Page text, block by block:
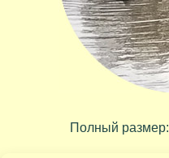
Полный размер: